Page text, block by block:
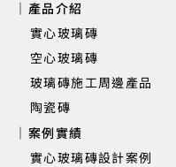
新竹遠傳丰
｜產品介紹
實心玻璃磚
​ 空心玻璃磚
玻璃磚施工周邊產品
陶瓷磚
｜案例實績
實心玻璃磚設計案例